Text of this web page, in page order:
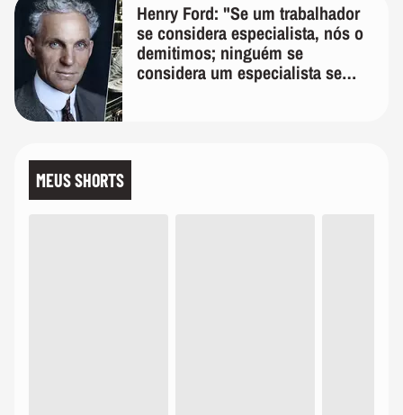
Henry Ford: "Se um trabalhador
se considera especialista, nós o
demitimos; ninguém se
considera um especialista se
MEUS SHORTS